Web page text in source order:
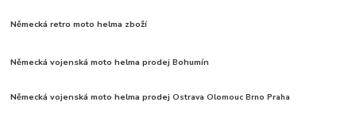
Německá retro moto helma zboží
Německá vojenská moto helma prodej Bohumín
Německá vojenská moto helma prodejOstrava Olomouc Brno Praha